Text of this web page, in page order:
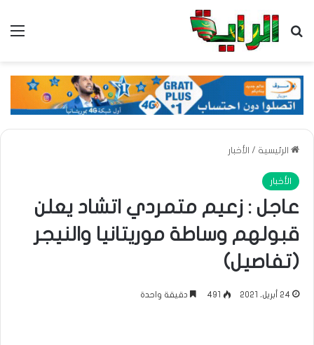
بحث عن
الرئيسية / الأخبار
الأخبار
عاجل : زعيم متمردي اتشاد يعلن
قبولهم وساطة موريتانيا والنيجر
(تفاصيل)
24 أبريل، 2021 491 دقيقة واحدة